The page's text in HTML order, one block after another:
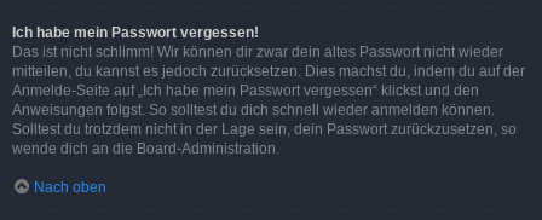
Ich habe mein Passwort vergessen!
Das ist nicht schlimm! Wir können dir zwar dein altes Passwort nicht wieder
mitteilen, du kannst es jedoch zurücksetzen. Dies machst du, indem du auf der
Anmelde-Seite auf „Ich habe mein Passwort vergessen“ klickst und den
Anweisungen folgst. So solltest du dich schnell wieder anmelden können.
Solltest du trotzdem nicht in der Lage sein, dein Passwort zurückzusetzen, so
wende dich an die Board-Administration.
Nach oben